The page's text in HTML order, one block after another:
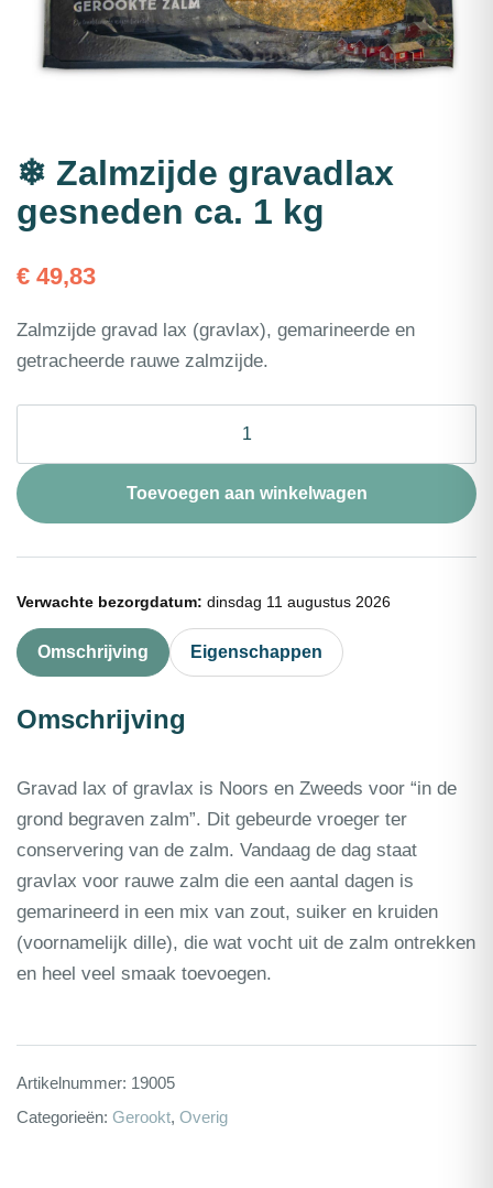
❄ Zalmzijde gravadlax
gesneden ca. 1 kg
€ 49,83
Zalmzijde gravad lax (gravlax), gemarineerde en
getracheerde rauwe zalmzijde.
gravadlax
gesneden
ca.
Toevoegen aan winkelwagen
Verwachte bezorgdatum: dinsdag 11 augustus 2026
Omschrijving Eigenschappen
Omschrijving
Gravad lax of gravlax is Noors en Zweeds voor “in de
grond begraven zalm”. Dit gebeurde vroeger ter
conservering van de zalm. Vandaag de dag staat
gravlax voor rauwe zalm die een aantal dagen is
gemarineerd in een mix van zout, suiker en kruiden
(voornamelijk dille), die wat vocht uit de zalm ontrekken
en heel veel smaak toevoegen.
Artikelnummer: 19005
Categorieën: Gerookt, Overig